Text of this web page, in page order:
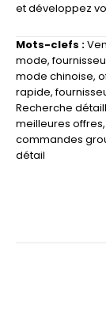
et développez
Mots-clefs :
mode,
mode chinoise,
rapide,
Recherche
meilleures offres
commandes
détail